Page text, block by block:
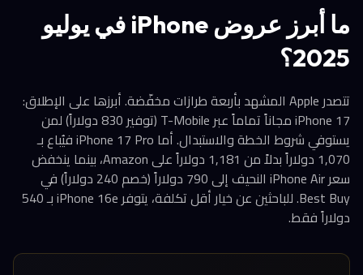
ما أبرز عروض iPhone في يوليو
2025؟
تتصدر Apple المشهد بأربعة طرازات مخفّضة. أبرزها على الإطلاق:
iPhone 17 مجاناً تماماً عبر T-Mobile (توفير 830 دولاراً) لمن
يستوفي شروط الخطة والاستبدال. أما iPhone 17 Pro فيُباع بـ
1,070 دولاراً بدلاً من 1,181 دولاراً على Amazon، بينما ينخفض
سعر iPhone Air النحيف إلى 790 دولاراً (خصم 240 دولاراً) في
Best Buy. للباحثين عن خيار أقل تكلفة، يتوفر iPhone 16e بـ 540
دولاراً فقط.